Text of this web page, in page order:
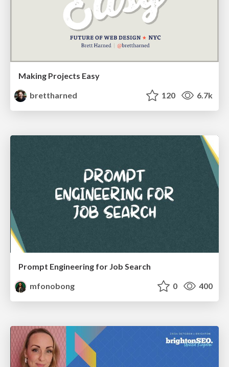
Making Projects Easy
brettharned
120 6.7k
Prompt Engineering for Job Search
mfonobong
0 400